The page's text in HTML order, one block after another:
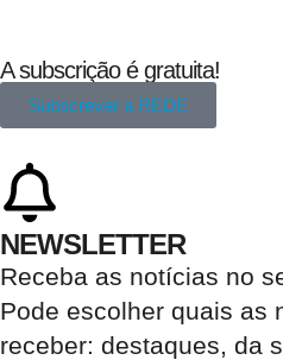
A subscrição é gratuita!
Subscrever a REDE
NEWSLETTER
Receba as notícias no
Pode escolher quais as
receber: destaques, da